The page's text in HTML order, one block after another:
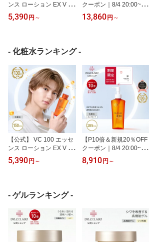
ンス ローション EX V 15
0mL ドクターシーラボ |
ビタミンC 化粧水 紫外線
ンケア ギフト プレゼン
5,390円 ～
クーポン｜8/4 20:00~8/1
1 1:59】【公式】アクア
コラーゲンゲルエンリッ
ワンジェル 保湿 化粧水
乳液 ギフト プレゼント
13,860円 ～
- 化粧水ランキング -
【公式】 VC 100 エッセ
ンス ローション EX V 15
0mL ドクターシーラボ |
ビタミンC 化粧水 紫外線
ンケア ギフト プレゼン
5,390円 ～
【P10倍＆新規20％OFF
クーポン｜8/4 20:00~8/1
1 1:59】【公式】 VC 10
0 エッセンス ローション
ント ギフト
8,910円 ～
- ゲルランキング -